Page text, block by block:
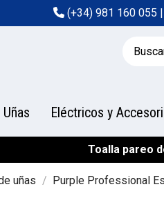
(+34) 981 160 055
Uñas Eléctricos y
Toalla pareo
uñas Purple Professional